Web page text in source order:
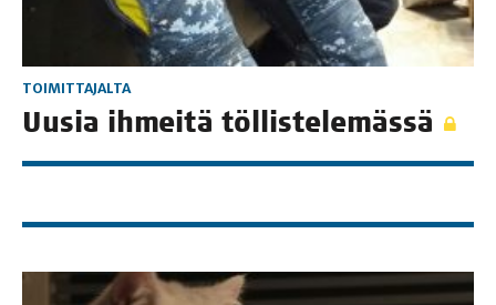
TOIMITTAJALTA
Uusia ihmei­tä töllistelemässä